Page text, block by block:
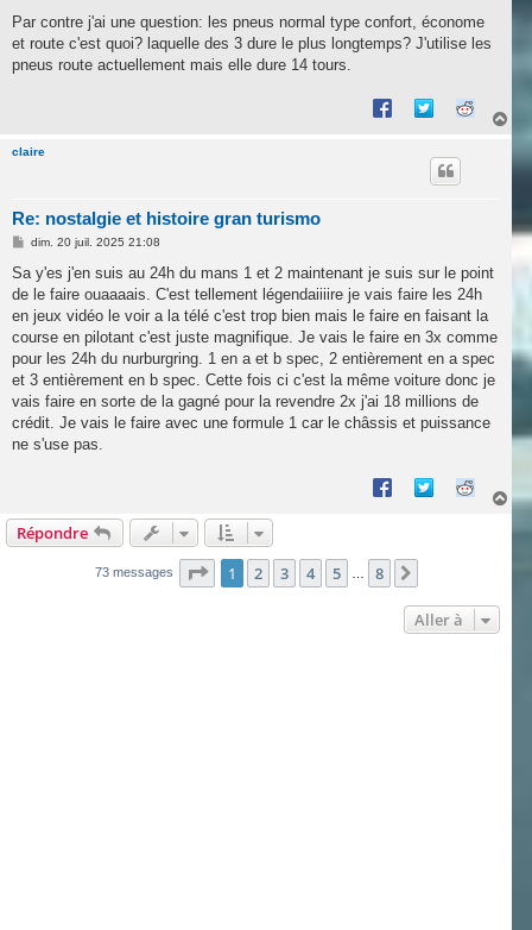
Par contre j'ai une question: les pneus normal type confort, économe
et route c'est quoi? laquelle des 3 dure le plus longtemps? J'utilise les
pneus route actuellement mais elle dure 14 tours.
claire
Re: nostalgie et histoire gran turismo
M
s
a
g
e
dim. 20 juil. 2025 21:08
Sa y'es j'en suis au 24h du mans 1 et 2 maintenant je suis sur le point
de le faire ouaaaais. C'est tellement légendaiiiire je vais faire les 24h
en jeux vidéo le voir a la télé c'est trop bien mais le faire en faisant la
course en pilotant c'est juste magnifique. Je vais le faire en 3x comme
pour les 24h du nurburgring. 1 en a et b spec, 2 entièrement en a spec
et 3 entièrement en b spec. Cette fois ci c'est la même voiture donc je
vais faire en sorte de la gagné pour la revendre 2x j'ai 18 millions de
crédit. Je vais le faire avec une formule 1 car le châssis et puissance
ne s'use pas.
H
u
Répondre
73 messages Page 1sur8
1 2 3 4 5 8
Aller à